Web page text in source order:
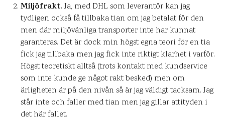
Miljöfrakt.Ja, med DHL som leverantör kan jag
tydligen också få tillbaka tian om jag betalat för den
men där miljövänliga transporter inte har kunnat
garanteras. Det är dock min högst egna teori för en tia
fick jag tillbaka men jag fick inte riktigt klarhet i varför.
Högst teoretiskt alltså (trots kontakt med kundservice
som inte kunde ge något rakt besked) men om
ärligheten är på den nivån så är jag väldigt tacksam. Jag
står inte och faller med tian men jag gillar attityden i
det här fallet.